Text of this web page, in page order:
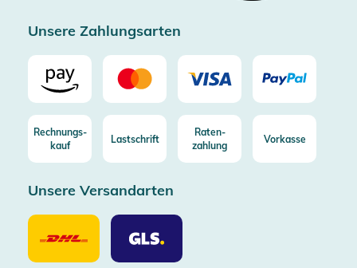
Unsere Zahlungsarten
Rechnungs-
kauf
Lastschrift
Raten-
zahlung
Vorkasse
Unsere Versandarten
Unsere
Versandarten
DHL
Unsere
Versandarten
GLS